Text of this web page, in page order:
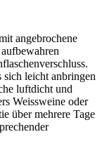
angebrochene
leicht anbringen
luftdicht und
Weissweine oder
über mehrere Tage